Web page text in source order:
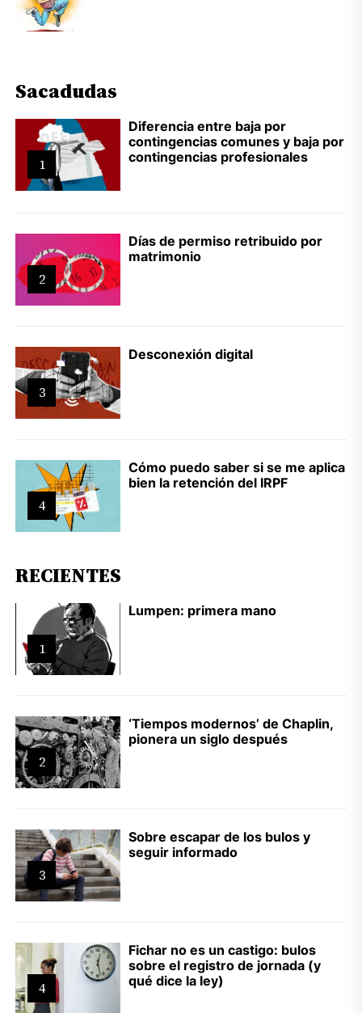
Sacadudas
1
Diferencia entre baja por
contingencias comunes y baja por
contingencias profesionales
2
Días de permiso retribuido por
matrimonio
3
Desconexión digital
4
Cómo puedo saber si se me aplica
bien la retención del IRPF
RECIENTES
1
Lumpen: primera mano
2
‘Tiempos modernos’ de Chaplin,
pionera un siglo después
3
Sobre escapar de los bulos y
seguir informado
4
Fichar no es un castigo: bulos
sobre el registro de jornada (y
qué dice la ley)